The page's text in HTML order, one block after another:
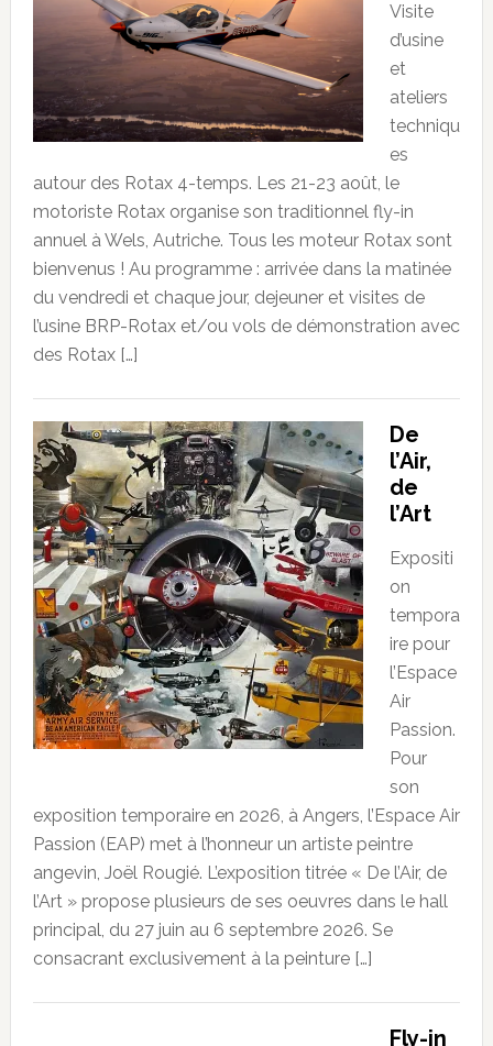
Visite
d’usine
et
ateliers
techniqu
es
autour des Rotax 4-temps. Les 21-23 août, le
motoriste Rotax organise son traditionnel fly-in
annuel à Wels, Autriche. Tous les moteur Rotax sont
bienvenus ! Au programme : arrivée dans la matinée
du vendredi et chaque jour, dejeuner et visites de
l’usine BRP-Rotax et/ou vols de démonstration avec
des Rotax […]
De
l’Air,
de
l’Art
Expositi
on
tempora
ire pour
l’Espace
Air
Passion.
Pour
son
exposition temporaire en 2026, à Angers, l’Espace Air
Passion (EAP) met à l’honneur un artiste peintre
angevin, Joël Rougié. L’exposition titrée « De l’Air, de
l’Art » propose plusieurs de ses oeuvres dans le hall
principal, du 27 juin au 6 septembre 2026. Se
consacrant exclusivement à la peinture […]
Fly-in